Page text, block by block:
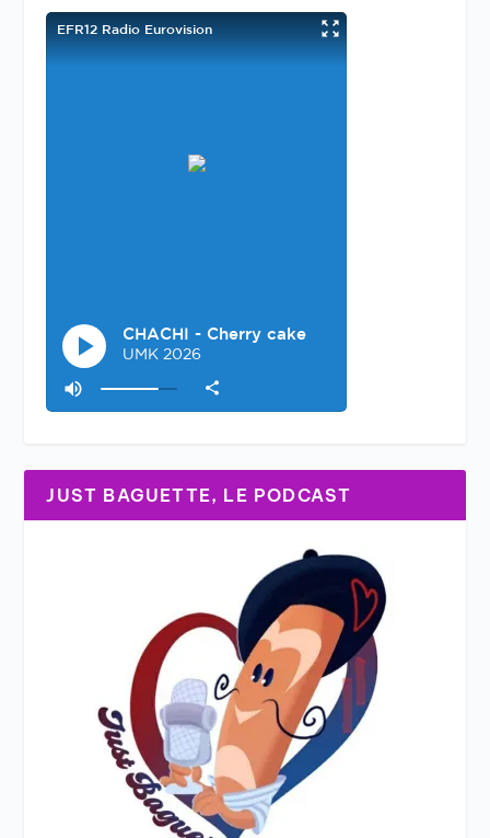
JUST BAGUETTE, LE PODCAST